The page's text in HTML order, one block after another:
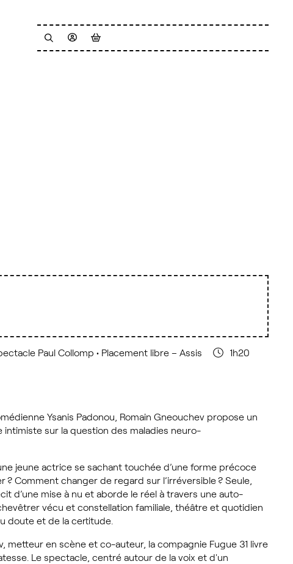
Paul Collomp • Placement libre – Assis
1h20
Ysanis Padonou, Romain Gneouchev propose un
sur la question des maladies neuro-
jeune actrice se sachant touchée d’une forme précoce
? Comment changer de regard sur l’irréversible ? Seule,
d’une mise à nu et aborde le réel à travers une auto-
vécu et constellation familiale, théâtre et quotidien
doute et de la certitude.
metteur en scène et co-auteur, la compagnie Fugue 31 livre
Le spectacle, centré autour de la voix et d'un